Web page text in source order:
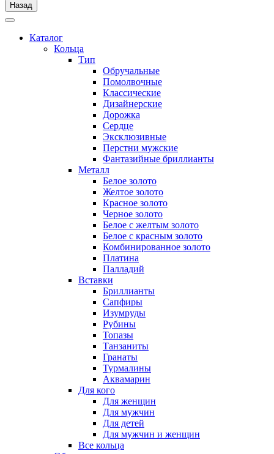
Назад
Каталог
Кольца
Тип
Обручальные
Помолвочные
Классические
Дизайнерские
Дорожка
Сердце
Эксклюзивные
Перстни мужские
Фантазийные бриллианты
Металл
Белое золото
Желтое золото
Красное золото
Черное золото
Белое с желтым золото
Белое с красным золото
Комбинированное золото
Платина
Палладий
Вставки
Бриллианты
Сапфиры
Изумруды
Рубины
Топазы
Танзаниты
Гранаты
Турмалины
Аквамарин
Для кого
Для женщин
Для мужчин
Для детей
Для мужчин и женщин
Все кольца